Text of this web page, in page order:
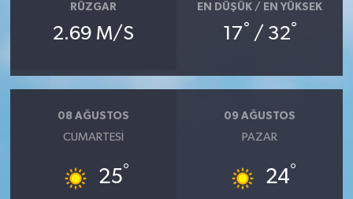
RÜZGAR
2.69 M/S
EN DÜŞÜK / EN YÜKSEK
17° / 32°
08 AĞUSTOS
CUMARTESI
25°
09 AĞUSTOS
PAZAR
24°